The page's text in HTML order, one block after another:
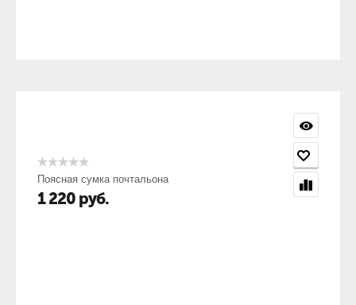
Поясная сумка почтальона
1 220 руб.